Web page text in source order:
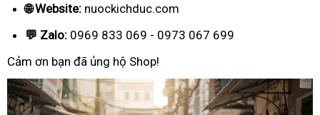
🌐 Website: nuockichduc.com
💬 Zalo: 0969 833 069 - 0973 067 699
Cảm ơn bạn đã ủng hộ Shop!